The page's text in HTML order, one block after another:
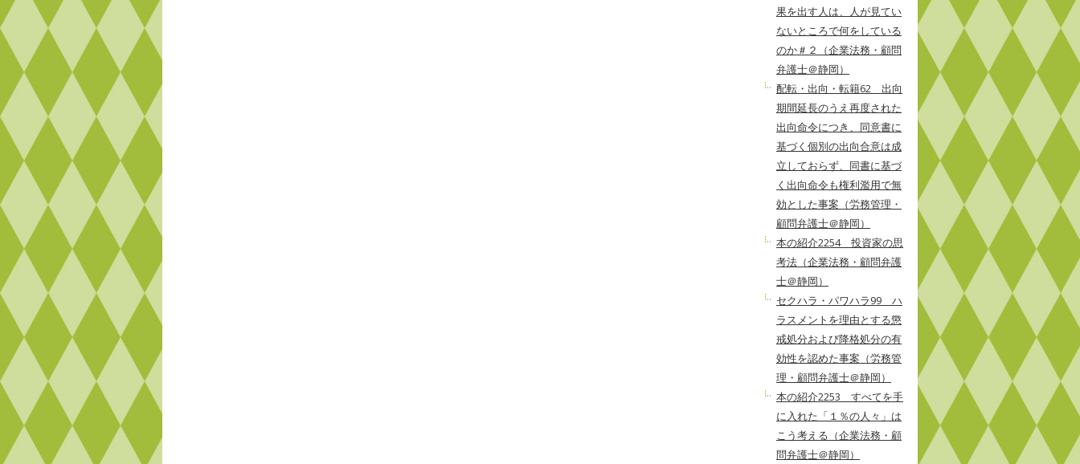
果を出す人は、人が見てい
ないところで何をしている
のか＃２（企業法務・顧問
弁護士＠静岡）
配転・出向・転籍62 出向
期間延長のうえ再度された
出向命令につき、同意書に
基づく個別の出向合意は成
立しておらず、同書に基づ
く出向命令も権利濫用で無
効とした事案（労務管理・
顧問弁護士＠静岡）
本の紹介2254 投資家の思
考法（企業法務・顧問弁護
士＠静岡）
セクハラ・パワハラ99 ハ
ラスメントを理由とする懲
戒処分および降格処分の有
効性を認めた事案（労務管
理・顧問弁護士＠静岡）
本の紹介2253 すべてを手
に入れた「１％の人々」は
こう考える（企業法務・顧
問弁護士＠静岡）